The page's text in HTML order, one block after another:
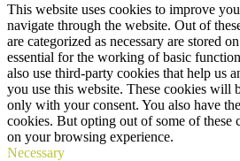
This website uses cookies to improve
navigate through the website. Out of
are categorized as necessary are stored
essential for the working of basic
also use third-party cookies that help us
you use this website. These cookies will
only with your consent. You also have
cookies. But opting out of some of these
on your browsing experience.
Necessary